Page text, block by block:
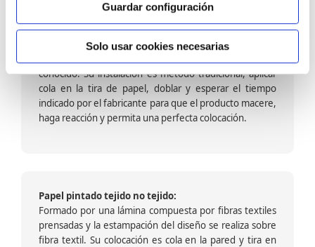
Guardar configuración
Solo usar cookies necesarias
Papel pintado calidad papel:
Formado por una capa de papel sobre un soporte de
conocido. Su instalación es método tradicional, aplicar
cola en la tira de papel, doblar y esperar el tiempo
indicado por el fabricante para que el producto macere,
haga reacción y permita una perfecta colocación.
Papel pintado tejido no tejido:
Formado por una lámina compuesta por fibras textiles
prensadas y la estampación del diseño se realiza sobre
fibra textil. Su colocación es cola en la pared y tira en